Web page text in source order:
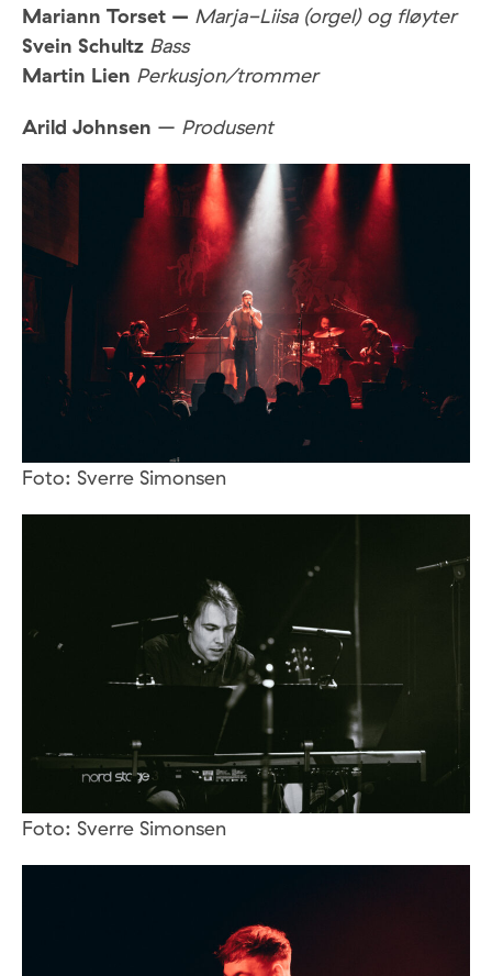
Mariann Torset – Marja-Liisa (orgel) og fløyter
Svein Schultz Bass
Martin Lien Perkusjon/trommer
Arild Johnsen – Produsent
Foto: Sverre Simonsen
Foto: Sverre Simonsen